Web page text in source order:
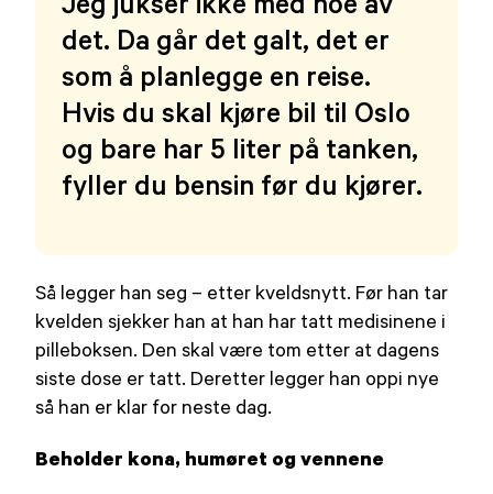
det. Da går det galt, det er
som å planlegge en reise.
Hvis du skal kjøre bil til Oslo
og bare har 5 liter på tanken,
fyller du bensin før du kjører.
Så legger han seg – etter kveldsnytt. Før han tar
kvelden sjekker han at han har tatt medisinene i
pilleboksen. Den skal være tom etter at dagens
siste dose er tatt. Deretter legger han oppi nye
så han er klar for neste dag.
Beholder kona, humøret og vennene